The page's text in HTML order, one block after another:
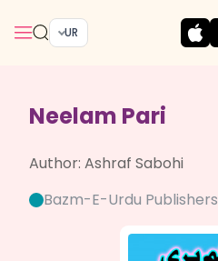
UR
Neelam Pari
Author: Ashraf Sabohi
Bazm-E-Urdu Publishers